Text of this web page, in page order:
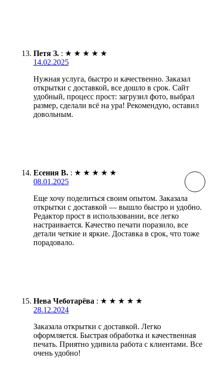
Петя З. : ★ ★ ★ ★ ★
14.02.2025
Нужная услуга, быстро и качественно. Заказал
открытки с доставкой, все дошло в срок. Сайт
удобный, процесс прост: загрузил фото, выбрал
размер, сделали всё на ура! Рекомендую, оставил
довольным.
Есения В. : ★ ★ ★ ★ ★
08.01.2025
Еще хочу поделиться своим опытом. Заказала
открытки с доставкой — вышло быстро и удобно.
Редактор прост в использовании, все легко
настраивается. Качество печати поразило, все
детали четкие и яркие. Доставка в срок, что тоже
порадовало.
Нева Чеботарёва : ★ ★ ★ ★ ★
28.12.2024
Заказала открытки с доставкой. Легко
оформляется. Быстрая обработка и качественная
печать. Приятно удивила работа с клиентами. Все
очень удобно!